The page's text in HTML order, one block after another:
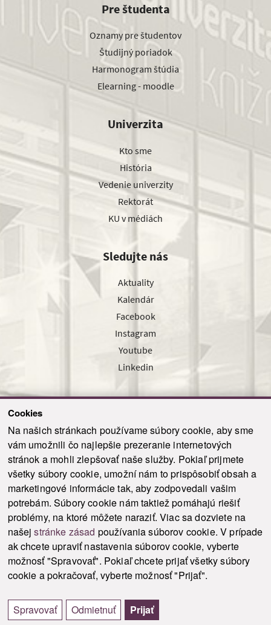
Cookies
Na našich stránkach používame súbory cookie, aby sme
vám umožnili čo najlepšie prezeranie internetových
stránok a mohli zlepšovať naše služby. Pokiaľ prijmete
všetky súbory cookie, umožní nám to prispôsobiť obsah a
marketingové informácie tak, aby zodpovedali vašim
potrebám. Súbory cookie nám taktiež pomáhajú riešiť
problémy, na ktoré môžete naraziť. Viac sa dozviete na
našejstránke zásad používania súborov cookie. V prípade
ak chcete upraviť nastavenia súborov cookie, vyberte
možnosť "Spravovať". Pokiaľ chcete prijať všetky súbory
cookie a pokračovať, vyberte možnosť "Prijať".
Spravovať Odmietnuť Prijať
Pre študenta
Oznamy pre študentov
Študijný poriadok
Harmonogram štúdia
Elearning - moodle
Univerzita
Kto sme
História
Vedenie univerzity
Rektorát
KU v médiách
Sledujte nás
Aktuality
Kalendár
Facebook
Instagram
Youtube
Linkedin
Odoslať
© 2021-2026 ku.sk. Všetky práva vyhradené. | Ochrana osobných údajov
Vyhlásenie o prístupnosti |
Admin
This site is protected by reCAPTCHA and the Google Privacy Policy and Terms of
Service
apply.